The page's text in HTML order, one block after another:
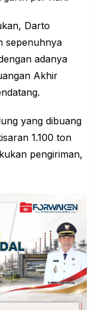
Darto
sepenuhnya
adanya
Akhir
yang dibuang
1.100 ton
pengiriman,